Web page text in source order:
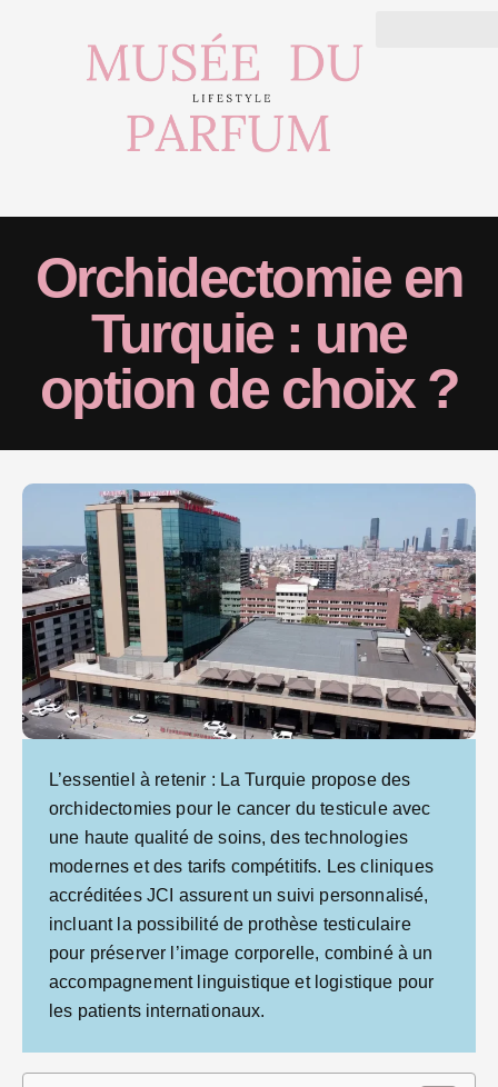
Orchidectomie en
Turquie : une
option de choix ?
L’essentiel à retenir : La Turquie propose des
orchidectomies pour le cancer du testicule avec
une haute qualité de soins, des technologies
modernes et des tarifs compétitifs. Les cliniques
accréditées JCI assurent un suivi personnalisé,
incluant la possibilité de prothèse testiculaire
pour préserver l’image corporelle, combiné à un
accompagnement linguistique et logistique pour
les patients internationaux.